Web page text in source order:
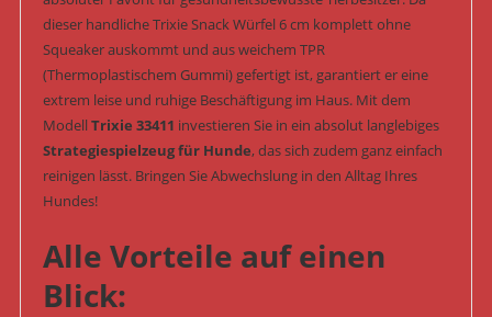
dieser handliche Trixie Snack Würfel 6 cm komplett ohne
Squeaker auskommt und aus weichem TPR
(Thermoplastischem Gummi) gefertigt ist, garantiert er eine
extrem leise und ruhige Beschäftigung im Haus. Mit dem
ModellTrixie 33411 investieren Sie in ein absolut langlebiges
Strategiespielzeug für Hunde, das sich zudem ganz einfach
reinigen lässt. Bringen Sie Abwechslung in den Alltag Ihres
Hundes!
Alle Vorteile auf einen
Blick: